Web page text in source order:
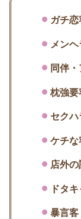
ガチ恋
メン
同伴
枕強要
セク
ケチな
店外
ドタ
暴言客